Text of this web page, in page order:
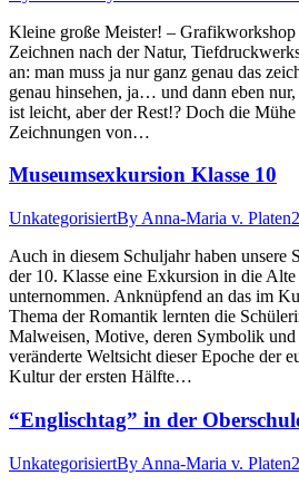
Kleine große Meister! – Grafikworkshop
Zeichnen nach der Natur,
an: man muss ja nur ganz genau das
genau hinsehen, ja… und dann eben
ist leicht, aber der Rest!? Doch die
Zeichnungen von…
Museumsexkursion Klasse 10
UnkategorisiertBy Anna-Maria v. Platen
Auch in diesem Schuljahr haben unsere
der 10. Klasse eine Exkursion in die
unternommen. Anknüpfend an das im
Thema der Romantik lernten die
Malweisen, Motive, deren Symbolik und
veränderte Weltsicht dieser Epoche der
Kultur der ersten Hälfte…
“Englischtag” in der
UnkategorisiertBy Anna-Maria v. Platen